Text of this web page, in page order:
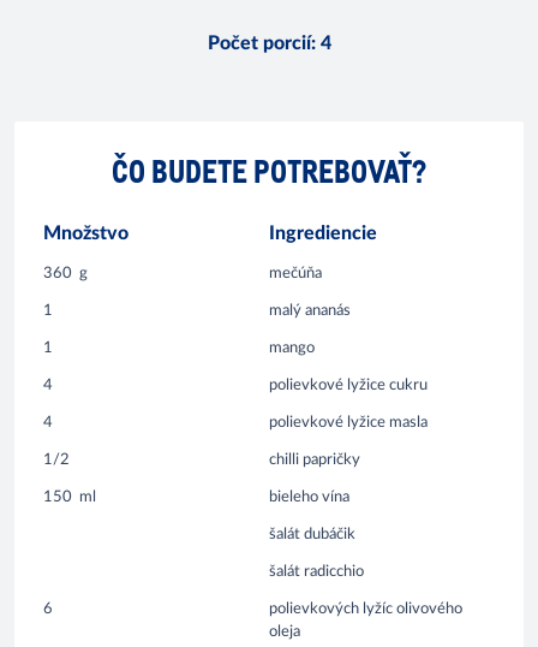
Počet porcií: 4
ČO BUDETE POTREBOVAŤ?
Množstvo Ingrediencie
360 g mečúňa
1 malý ananás
1 mango
4 polievkové lyžice cukru
4 polievkové lyžice masla
1/2 chilli papričky
150 ml bieleho vína
šalát dubáčik
šalát radicchio
6
polievkových lyžíc olivového
oleja